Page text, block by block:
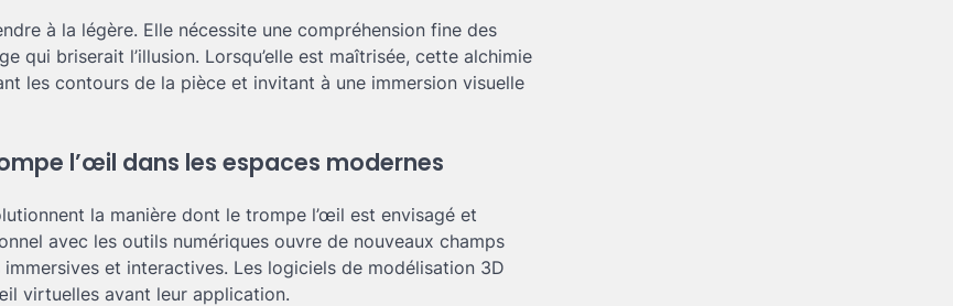
à la légère. Elle nécessite une compréhension fine des
qui briserait l’illusion. Lorsqu’elle est maîtrisée, cette alchimie
les contours de la pièce et invitant à une immersion visuelle
l’œil dans les espaces modernes
la manière dont le trompe l’œil est envisagé et
avec les outils numériques ouvre de nouveaux champs
et interactives. Les logiciels de modélisation 3D
virtuelles avant leur application.